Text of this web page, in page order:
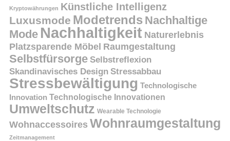
Kryptowährungen Künstliche Intelligenz
Luxusmode Modetrends Nachhaltige
Mode Nachhaltigkeit Naturerlebnis
Platzsparende Möbel Raumgestaltung
Selbstfürsorge Selbstreflexion
Skandinavisches Design Stressabbau
Stressbewältigung Technologische
Innovation Technologische Innovationen
Umweltschutz Wearable Technologie
Wohnaccessoires Wohnraumgestaltung
Zeitmanagement